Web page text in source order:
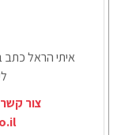
איתי הראל כתב
צור